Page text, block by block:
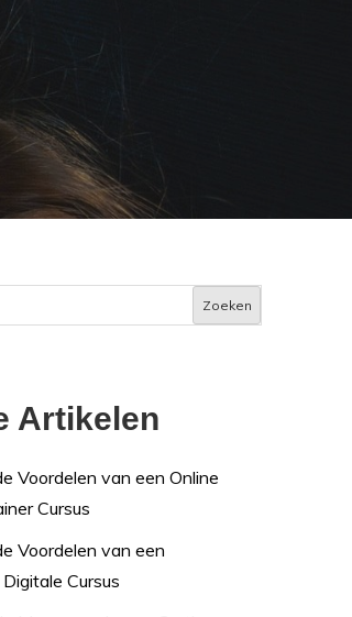
Zoeken
Artikelen
Voordelen van een Online
Cursus
Voordelen van een
Cursus